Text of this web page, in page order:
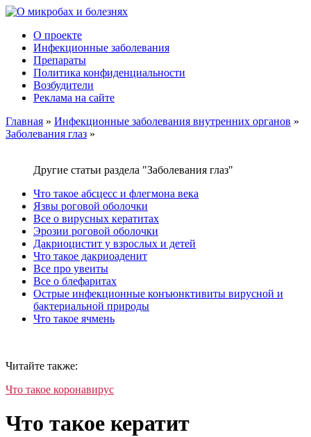
О проекте
Инфекционные заболевания
Препараты
Политика конфиденциальности
Возбудители
Реклама на сайте
Главная » Инфекционные заболевания внутренних органов »
Заболевания глаз »
Другие статьи раздела "Заболевания глаз"
Что такое абсцесс и флегмона века
Язвы роговой оболочки
Все о вирусных кератитах
Эрозии роговой оболочки
Дакриоцистит у взрослых и детей
Что такое дакриоаденит
Все про увеиты
Все о блефаритах
Острые инфекционные конъюнктивиты вирусной и
бактериальной природы
Что такое ячмень
Читайте также:
Что такое коронавирус
Что такое кератит